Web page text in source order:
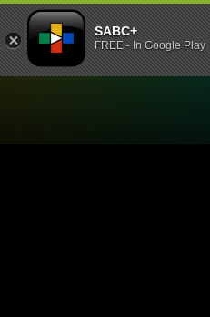
SABC+
FREE - In Google Play